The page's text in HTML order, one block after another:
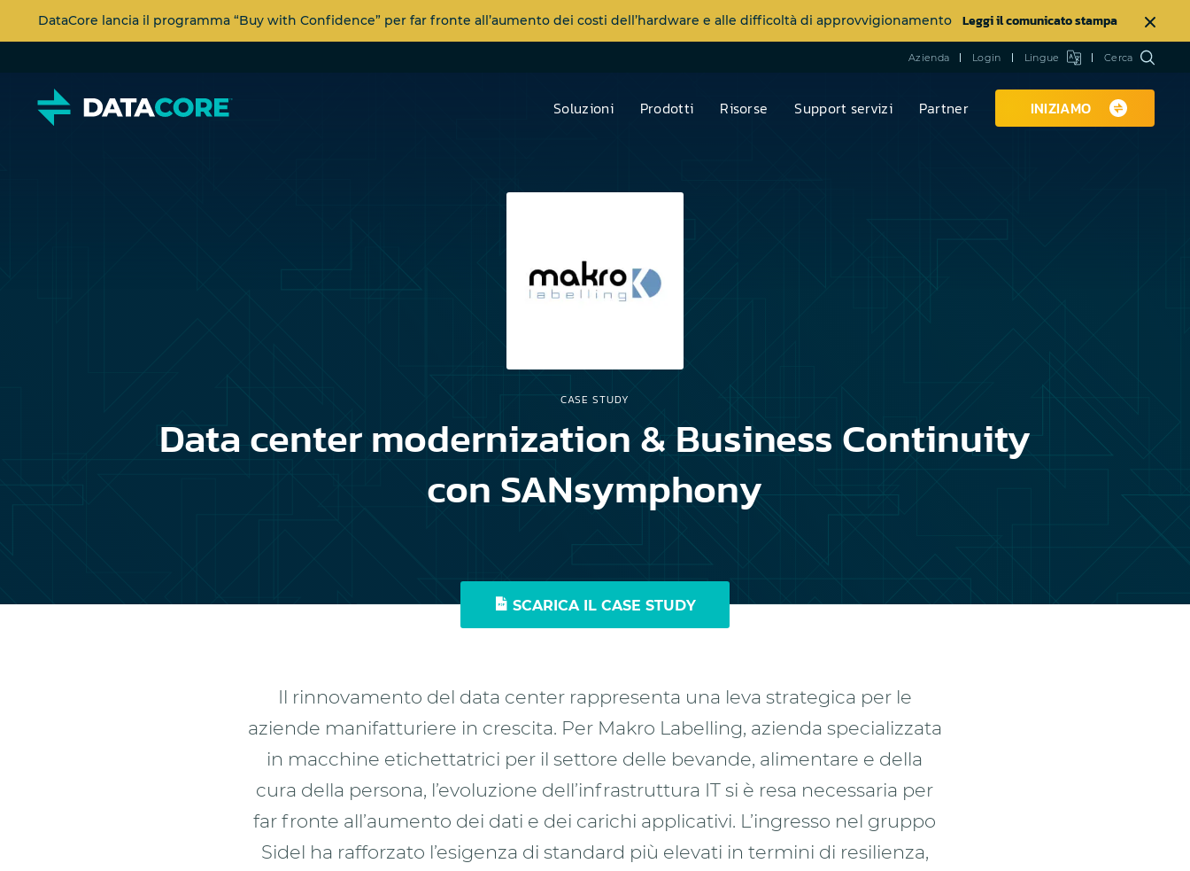
DataCore lancia il programma “Buy with Confidence” per far fronte all’aumento dei costi dell’hardware e alle difficoltà di approvvigionamento Leggi il comunicato stampa
Azienda Login Lingue Cerca
Soluzioni Prodotti Risorse Support servizi Partner INIZIAMO
CASE STUDY
Data center modernization & Business Continuity
con SANsymphony
SCARICA IL CASE STUDY
Il rinnovamento del data center rappresenta una leva strategica per le
aziende manifatturiere in crescita. Per Makro Labelling, azienda specializzata
in macchine etichettatrici per il settore delle bevande, alimentare e della
cura della persona, l’evoluzione dell’infrastruttura IT si è resa necessaria per
far fronte all’aumento dei dati e dei carichi applicativi. L’ingresso nel gruppo
Sidel ha rafforzato l’esigenza di standard più elevati in termini di resilienza,